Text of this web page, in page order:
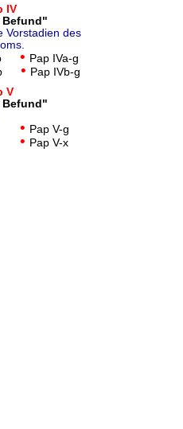
IV
Vorstadien des
• Pap IVa-g
• Pap IVb-g
V
• Pap V-g
• Pap V-x